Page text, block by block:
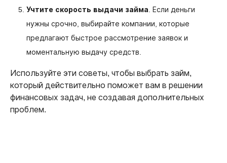
Учтите скорость выдачи займа . Если деньги
нужны срочно, выбирайте компании, которые
предлагают быстрое рассмотрение заявок и
моментальную выдачу средств.
Используйте эти советы, чтобы выбрать займ,
который действительно поможет вам в решении
финансовых задач, не создавая дополнительных
проблем.